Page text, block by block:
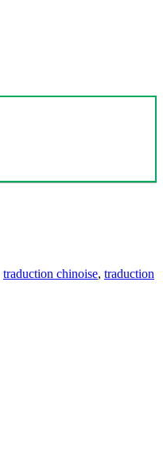
traduction chinoise, traduction